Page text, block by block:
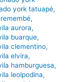
york tatuapé,
,
aurora,
buarque,
clementino,
elvira,
hamburguesa,
leolpodina,